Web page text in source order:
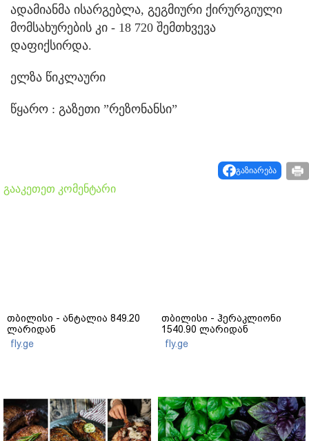
ადამიანმა ისარგებლა, გეგმიური ქირურგიული
მომსახურების კი - 18 720 შემთხვევა
დაფიქსირდა.
ელზა წიკლაური
წყარო : გაზეთი ”რეზონანსი”
გაზიარება
გააკეთეთ კომენტარი
თბილისი - ანტალია 849.20
ლარიდან
fly.ge
თბილისი - ჰერაკლიონი
1540.90 ლარიდან
fly.ge